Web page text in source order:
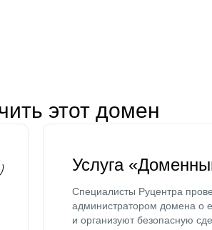
этот домен
Услуга
Специалисты Руцентра
администратором домена о
и организуют безопасную